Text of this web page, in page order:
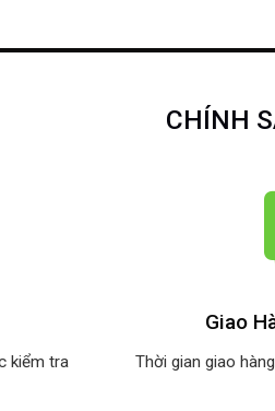
CHÍNH
kiểm tra
Giao
Thời gian giao